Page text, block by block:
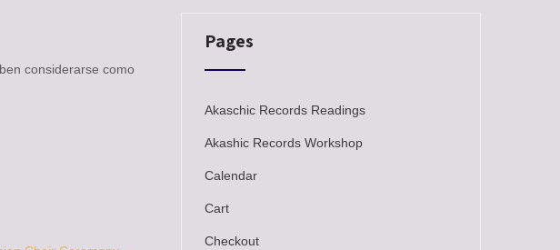
considerarse como
Pages
Akaschic Records Readings
Akashic Records Workshop
Calendar
Cart
Checkout